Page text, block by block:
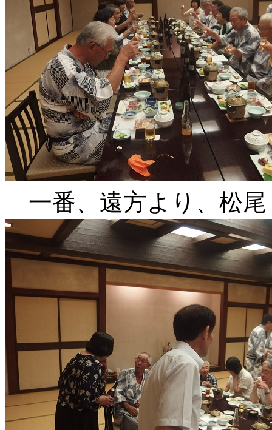
一番、遠方より、松尾